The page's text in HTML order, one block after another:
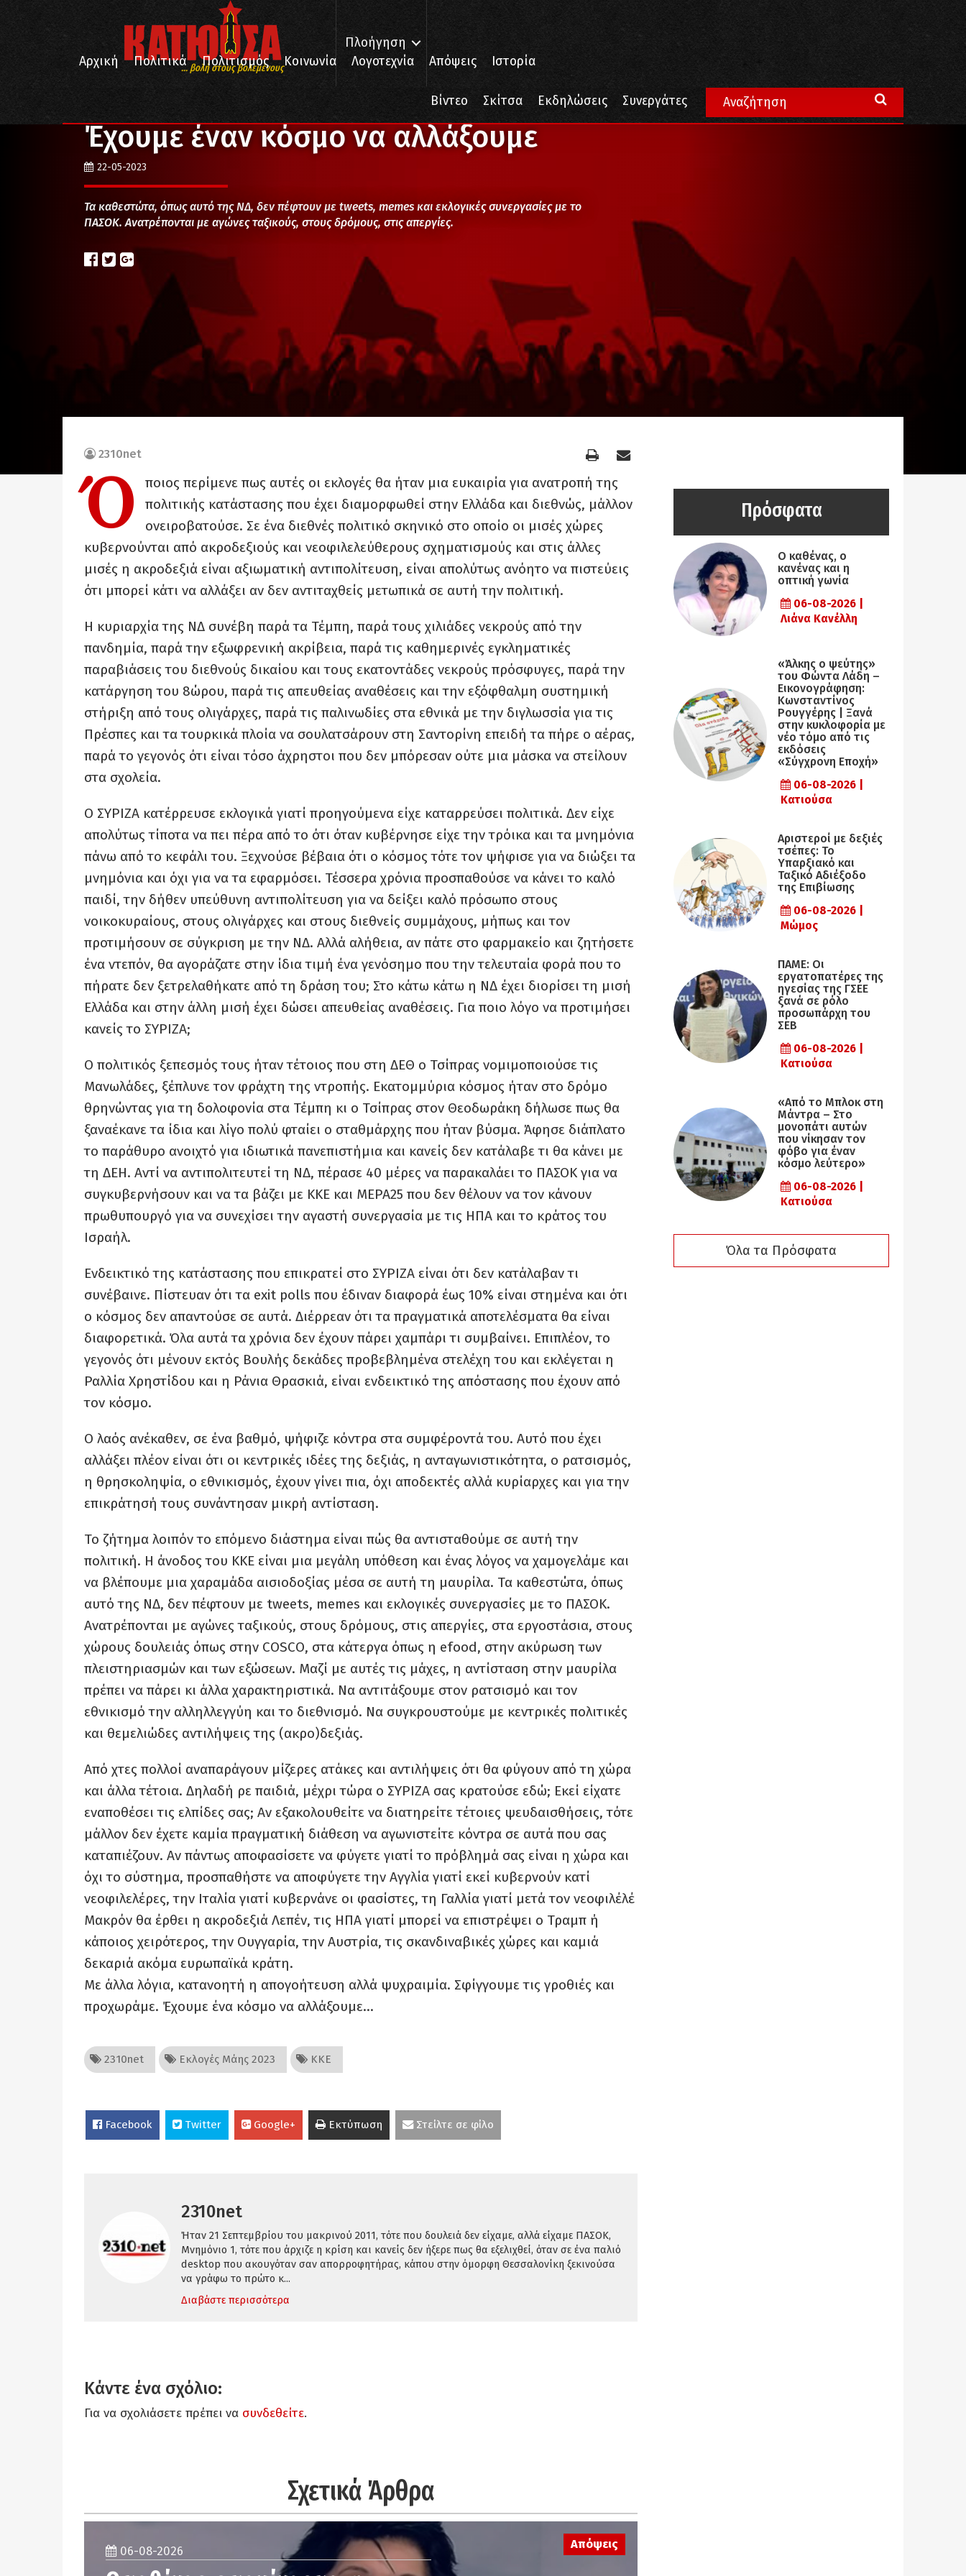
... βολή στους βολεμένους
Πλοήγηση
Αρχική
Πολιτικά Πολιτισμός Κοινωνία Λογοτεχνία Απόψεις Ιστορία
Βίντεο Σκίτσα Εκδηλώσεις Συνεργάτες
Απόψεις
Έχουμε έναν κόσμο να αλλάξουμε
22-05-2023
Τα καθεστώτα, όπως αυτό της ΝΔ, δεν πέφτουν με tweets, memes και εκλογικές συνεργασίες με το
ΠΑΣΟΚ. Ανατρέπονται με αγώνες ταξικούς, στους δρόμους, στις απεργίες.
2310net
Ό
ποιος περίμενε πως αυτές οι εκλογές θα ήταν μια ευκαιρία για ανατροπή της
πολιτικής κατάστασης που έχει διαμορφωθεί στην Ελλάδα και διεθνώς, μάλλον
ονειροβατούσε. Σε ένα διεθνές πολιτικό σκηνικό στο οποίο οι μισές χώρες
κυβερνούνται από ακροδεξιούς και νεοφιλελεύθερους σχηματισμούς και στις άλλες
μισές η ακροδεξιά είναι αξιωματική αντιπολίτευση, είναι απολύτως ανόητο να πιστεύεις
ότι μπορεί κάτι να αλλάξει αν δεν αντιταχθείς μετωπικά σε αυτή την πολιτική.
Η κυριαρχία της ΝΔ συνέβη παρά τα Τέμπη, παρά τους χιλιάδες νεκρούς από την
πανδημία, παρά την εξωφρενική ακρίβεια, παρά τις καθημερινές εγκληματικές
παραβιάσεις του διεθνούς δικαίου και τους εκατοντάδες νεκρούς πρόσφυγες, παρά την
κατάργηση του 8ώρου, παρά τις απευθείας αναθέσεις και την εξόφθαλμη συστημική
στήριξη από τους ολιγάρχες, παρά τις παλινωδίες στα εθνικά με την διγλωσσία για τις
Πρέσπες και τα τουρκικά πλοία να σουλατσάρουν στη Σαντορίνη επειδή τα πήρε ο αέρας,
παρά το γεγονός ότι είναι τόσο άχρηστοι που δεν μπόρεσαν ούτε μια μάσκα να στείλουν
στα σχολεία.
Ο ΣΥΡΙΖΑ κατέρρευσε εκλογικά γιατί προηγούμενα είχε καταρρεύσει πολιτικά. Δεν είχε
απολύτως τίποτα να πει πέρα από το ότι όταν κυβέρνησε είχε την τρόικα και τα μνημόνια
πάνω από το κεφάλι του. Ξεχνούσε βέβαια ότι ο κόσμος τότε τον ψήφισε για να διώξει τα
μνημόνια και όχι για να τα εφαρμόσει. Τέσσερα χρόνια προσπαθούσε να κάνει το καλό
παιδί, την δήθεν υπεύθυνη αντιπολίτευση για να δείξει καλό πρόσωπο στους
νοικοκυραίους, στους ολιγάρχες και στους διεθνείς συμμάχους, μήπως και τον
προτιμήσουν σε σύγκριση με την ΝΔ. Αλλά αλήθεια, αν πάτε στο φαρμακείο και ζητήσετε
ένα ντεπόν, θα αγοράζατε στην ίδια τιμή ένα γενόσημο που την τελευταία φορά που το
πήρατε δεν ξετρελαθήκατε από τη δράση του; Στο κάτω κάτω η ΝΔ έχει διορίσει τη μισή
Ελλάδα και στην άλλη μισή έχει δώσει απευθείας αναθέσεις. Για ποιο λόγο να προτιμήσει
κανείς το ΣΥΡΙΖΑ;
Ο πολιτικός ξεπεσμός τους ήταν τέτοιος που στη ΔΕΘ ο Τσίπρας νομιμοποιούσε τις
Μανωλάδες, ξέπλυνε τον φράχτη της ντροπής. Εκατομμύρια κόσμος ήταν στο δρόμο
θρηνώντας για τη δολοφονία στα Τέμπη κι ο Τσίπρας στον Θεοδωράκη δήλωσε πως θα
ξαναέκανε τα ίδια και λίγο πολύ φταίει ο σταθμάρχης που ήταν βύσμα. Άφησε διάπλατο
το παράθυρο ανοιχτό για ιδιωτικά πανεπιστήμια και κανείς δεν κατάλαβε τι θα κάνει με
τη ΔΕΗ. Αντί να αντιπολιτευτεί τη ΝΔ, πέρασε 40 μέρες να παρακαλάει το ΠΑΣΟΚ για να
συγκυβερνήσουν και να τα βάζει με ΚΚΕ και ΜΕΡΑ25 που δεν θέλουν να τον κάνουν
πρωθυπουργό για να συνεχίσει την αγαστή συνεργασία με τις ΗΠΑ και το κράτος του
Ισραήλ.
Ενδεικτικό της κατάστασης που επικρατεί στο ΣΥΡΙΖΑ είναι ότι δεν κατάλαβαν τι
συνέβαινε. Πίστευαν ότι τα exit polls που έδιναν διαφορά έως 10% είναι στημένα και ότι
ο κόσμος δεν απαντούσε σε αυτά. Διέρρεαν ότι τα πραγματικά αποτελέσματα θα είναι
διαφορετικά. Όλα αυτά τα χρόνια δεν έχουν πάρει χαμπάρι τι συμβαίνει. Επιπλέον, το
γεγονός ότι μένουν εκτός Βουλής δεκάδες προβεβλημένα στελέχη του και εκλέγεται η
Ραλλία Χρηστίδου και η Ράνια Θρασκιά, είναι ενδεικτικό της απόστασης που έχουν από
τον κόσμο.
Ο λαός ανέκαθεν, σε ένα βαθμό, ψήφιζε κόντρα στα συμφέροντά του. Αυτό που έχει
αλλάξει πλέον είναι ότι οι κεντρικές ιδέες της δεξιάς, η ανταγωνιστικότητα, ο ρατσισμός,
η θρησκοληψία, ο εθνικισμός, έχουν γίνει πια, όχι αποδεκτές αλλά κυρίαρχες και για την
επικράτησή τους συνάντησαν μικρή αντίσταση.
Το ζήτημα λοιπόν το επόμενο διάστημα είναι πώς θα αντισταθούμε σε αυτή την
πολιτική. Η άνοδος του ΚΚΕ είναι μια μεγάλη υπόθεση και ένας λόγος να χαμογελάμε και
να βλέπουμε μια χαραμάδα αισιοδοξίας μέσα σε αυτή τη μαυρίλα. Τα καθεστώτα, όπως
αυτό της ΝΔ, δεν πέφτουν με tweets, memes και εκλογικές συνεργασίες με το ΠΑΣΟΚ.
Ανατρέπονται με αγώνες ταξικούς, στους δρόμους, στις απεργίες, στα εργοστάσια, στους
χώρους δουλειάς όπως στην COSCO, στα κάτεργα όπως η efood, στην ακύρωση των
πλειστηριασμών και των εξώσεων. Μαζί με αυτές τις μάχες, η αντίσταση στην μαυρίλα
πρέπει να πάρει κι άλλα χαρακτηριστικά. Να αντιτάξουμε στον ρατσισμό και τον
εθνικισμό την αλληλλεγγύη και το διεθνισμό. Να συγκρουστούμε με κεντρικές πολιτικές
και θεμελιώδες αντιλήψεις της (ακρο)δεξιάς.
Από χτες πολλοί αναπαράγουν μίζερες ατάκες και αντιλήψεις ότι θα φύγουν από τη χώρα
και άλλα τέτοια. Δηλαδή ρε παιδιά, μέχρι τώρα ο ΣΥΡΙΖΑ σας κρατούσε εδώ; Εκεί είχατε
εναποθέσει τις ελπίδες σας; Αν εξακολουθείτε να διατηρείτε τέτοιες ψευδαισθήσεις, τότε
μάλλον δεν έχετε καμία πραγματική διάθεση να αγωνιστείτε κόντρα σε αυτά που σας
καταπιέζουν. Αν πάντως αποφασίσετε να φύγετε γιατί το πρόβλημά σας είναι η χώρα και
όχι το σύστημα, προσπαθήστε να αποφύγετε την Αγγλία γιατί εκεί κυβερνούν κατί
νεοφιλελέρες, την Ιταλία γιατί κυβερνάνε οι φασίστες, τη Γαλλία γιατί μετά τον νεοφιλέλέ
Μακρόν θα έρθει η ακροδεξιά Λεπέν, τις ΗΠΑ γιατί μπορεί να επιστρέψει ο Τραμπ ή
κάποιος χειρότερος, την Ουγγαρία, την Αυστρία, τις σκανδιναβικές χώρες και καμιά
δεκαριά ακόμα ευρωπαϊκά κράτη.
Με άλλα λόγια, κατανοητή η απογοήτευση αλλά ψυχραιμία. Σφίγγουμε τις γροθιές και
προχωράμε. Έχουμε ένα κόσμο να αλλάξουμε…
2310net Εκλογές Μάης 2023 ΚΚΕ
Facebook Twitter Google+ Εκτύπωση Στείλτε σε φίλο
2310net
Ήταν 21 Σεπτεμβρίου του μακρινού 2011, τότε που δουλειά δεν είχαμε, αλλά είχαμε ΠΑΣΟΚ,
Μνημόνιο 1, τότε που άρχιζε η κρίση και κανείς δεν ήξερε πως θα εξελιχθεί, όταν σε ένα παλιό
desktop που ακουγόταν σαν απορροφητήρας, κάπου στην όμορφη Θεσσαλονίκη ξεκινούσα
να γράφω το πρώτο κ...
Διαβάστε περισσότερα
Κάντε ένα σχόλιο:
Για να σχολιάσετε πρέπει να συνδεθείτε.
Σχετικά Άρθρα
Απόψεις
06-08-2026
Πρόσφατα
Ο καθένας, ο
κανένας και η
οπτική γωνία
06-08-2026 |
Λιάνα Κανέλλη
«Άλκης ο ψεύτης»
του Φώντα Λάδη –
Εικονογράφηση:
Κωνσταντίνος
Ρουγγέρης | Ξανά
στην κυκλοφορία με
νέο τόμο από τις
εκδόσεις
«Σύγχρονη Εποχή»
06-08-2026 |
Κατιούσα
Αριστεροί με δεξιές
τσέπες: Το
Υπαρξιακό και
Ταξικό Αδιέξοδο
της Επιβίωσης
06-08-2026 |
Μώμος
ΠΑΜΕ: Οι
εργατοπατέρες της
ηγεσίας της ΓΣΕΕ
ξανά σε ρόλο
προσωπάρχη του
ΣΕΒ
06-08-2026 |
Κατιούσα
«Από το Μπλοκ στη
Μάντρα – Στο
μονοπάτι αυτών
που νίκησαν τον
φόβο για έναν
κόσμο λεύτερο»
06-08-2026 |
Κατιούσα
Όλα τα Πρόσφατα